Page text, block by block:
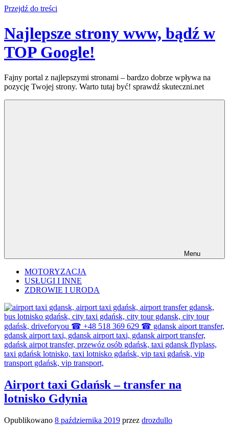
Przejdź do treści
Najlepsze strony www, bądź w
TOP Google!
Fajny portal z najlepszymi stronami – bardzo dobrze wpływa na
pozycję Twojej strony. Warto tutaj być! sprawdź skuteczni.net
Menu
MOTORYZACJA
USŁUGI I INNE
ZDROWIE I URODA
Airport taxi Gdańsk – transfer na
lotnisko Gdynia
Opublikowano 8 października 2019 przez drozdullo